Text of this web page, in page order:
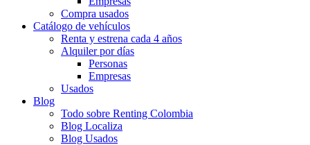
Compra usados
Catálogo de vehículos
Renta y estrena cada 4 años
Alquiler por días
Personas
Empresas
Usados
Blog
Todo sobre Renting Colombia
Blog Localiza
Blog Usados